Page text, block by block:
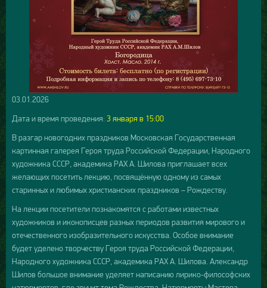
03.01.2026
Дата и время проведения: 3 января в 15:00
В разгар новогодних праздников Московская Государственная
картинная галерея Героя труда Российской Федерации, Народного
художника СССР, академика РАХ А. Шилова приглашает всех
желающих посетить лекцию, посвящённую одному из самых
старинных и любимых христианских праздников – Рождеству.
На лекции посетители познакомятся с работами известных
художников и иконописцев разных периодов развития мирового и
отечественного изобразительного искусства. Особое внимание
будет уделено творчеству Героя труда Российской Федерации,
Народного художника СССР, академика РАХ А. Шилова. Александр
Шилов большое внимание уделяет написанию лирико-философских